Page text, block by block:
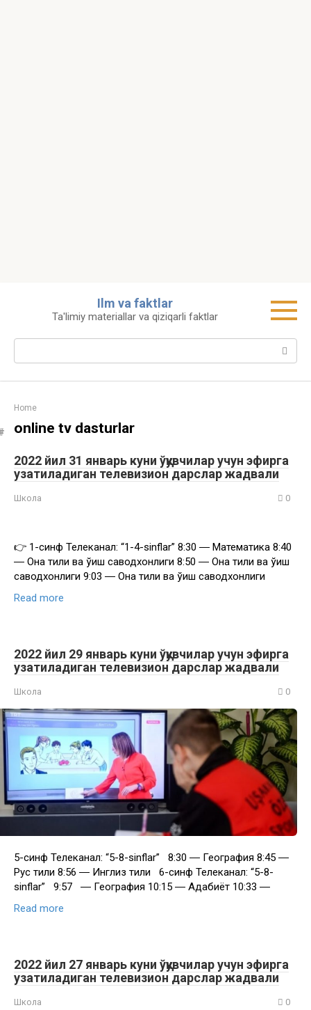
Ilm va faktlar
Ta'limiy materiallar va qiziqarli faktlar
Search:
Home
online tv dasturlar
2022 йил 31 январь куни ўқувчилар учун эфирга
узатиладиган телевизион дарслар жадвали
Школа 0
👉 1-синф Телеканал: “1-4-sinflar” 8:30 ― Математика 8:40
― Она тили ва ўқиш саводхонлиги 8:50 ― Она тили ва ўқиш
саводхонлиги 9:03 ― Она тили ва ўқиш саводхонлиги
Read more
2022 йил 29 январь куни ўқувчилар учун эфирга
узатиладиган телевизион дарслар жадвали
Школа 0
5-синф Телеканал: “5-8-sinflar” 8:30 ― География 8:45 ―
Рус тили 8:56 ― Инглиз тили 6-синф Телеканал: “5-8-
sinflar” 9:57 ― География 10:15 ― Адабиёт 10:33 ―
Read more
2022 йил 27 январь куни ўқувчилар учун эфирга
узатиладиган телевизион дарслар жадвали
Школа 0